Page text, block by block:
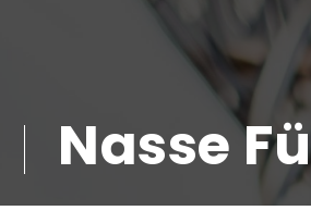
Nasse